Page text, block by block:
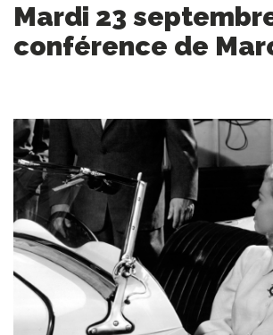
Mardi 23
conférence de